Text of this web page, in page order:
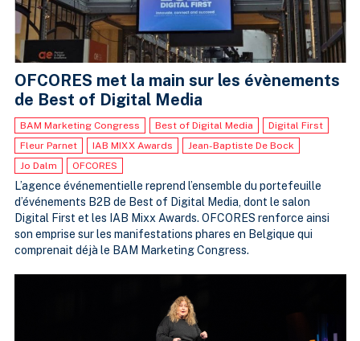
OFCORES met la main sur les évènements
de Best of Digital Media
BAM Marketing Congress Best of Digital Media
Digital First
Fleur Parnet
IAB MIXX Awards
Jean-Baptiste De Bock
Jo Dalm
OFCORES
L’agence événementielle reprend l’ensemble du portefeuille
d’événements B2B de Best of Digital Media, dont le salon
Digital First et les IAB Mixx Awards. OFCORES renforce ainsi
son emprise sur les manifestations phares en Belgique qui
comprenait déjà le BAM Marketing Congress.